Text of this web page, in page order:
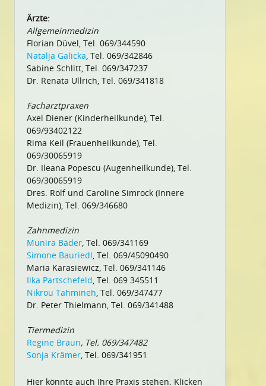
Ärzte:
Allgemeinmedizin
Florian Düvel, Tel. 069/344590
Natalja Galicka, Tel. 069/342846
Sabine Schlitt, Tel. 069/347237
Dr. Renata Ullrich, Tel. 069/341818
Facharztpraxen
Axel Diener (Kinderheilkunde), Tel.
069/93402122
Rima Keil (Frauenheilkunde), Tel.
069/30065919
Dr. Ileana Popescu (Augenheilkunde), Tel.
069/30065919
Dres. Rolf und Caroline Simrock (Innere
Medizin), Tel. 069/346680
Zahnmedizin
Munira Bäder, Tel. 069/341169
Simone Bauriedl, Tel. 069/45090490
Maria Karasiewicz, Tel. 069/341146
Ilka Partschefeld, Tel. 069 345511
Nikrou Tahmineh, Tel. 069/347477
Dr. Peter Thielmann, Tel. 069/341488
Tiermedizin
Regine Braun, Tel. 069/347482
Sonja Krämer, Tel. 069/341951
Hier könnte auch Ihre Praxis stehen. Klicken